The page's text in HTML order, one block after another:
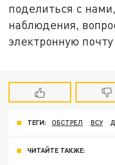
поделиться с
наблюдения,
электронную почту
ТЕГИ: ОБСТРЕЛ ВСУ
ЧИТАЙТЕ ТАКЖЕ: